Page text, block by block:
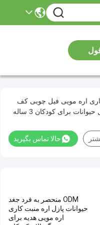
اره مویی فیل چوبی کف
برای کودکان 3 ساله
حالا تماس بگیرید
ODM منحصر به فرد جغد
حیوانات پازل اره منبت کاری
اره مویی هدیه برای